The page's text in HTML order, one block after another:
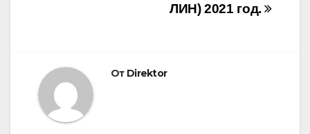
ЛИН) 2021 год.
От Direktor